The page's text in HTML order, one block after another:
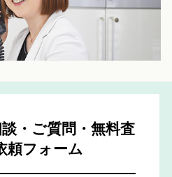
・ご質問・無料査
頼フォーム